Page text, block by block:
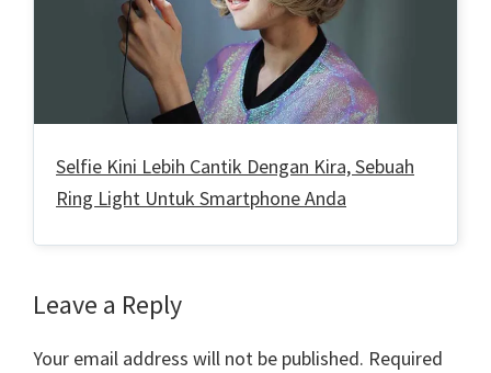
Selfie Kini Lebih Cantik Dengan Kira, Sebuah
Ring Light Untuk Smartphone Anda
Reader
Interactions
Leave a Reply
Your email address will not be published. Required